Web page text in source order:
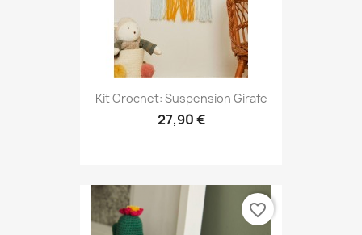
Kit Crochet: Suspension Girafe
27,90 €
favorite_border